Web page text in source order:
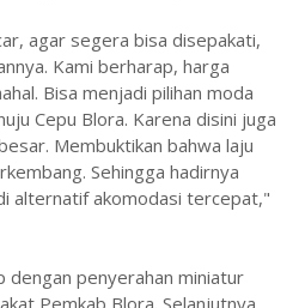
agar segera bisa disepakati,
Kami berharap, harga
Bisa menjadi pilihan moda
Cepu Blora. Karena disini juga
Membuktikan bahwa laju
Sehingga hadirnya
alternatif akomodasi tercepat,"
dengan penyerahan miniatur
Pemkab Blora. Selanjutnya